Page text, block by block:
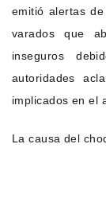
emitió alertas
varados que
inseguros
autoridades
implicados en el
La causa del